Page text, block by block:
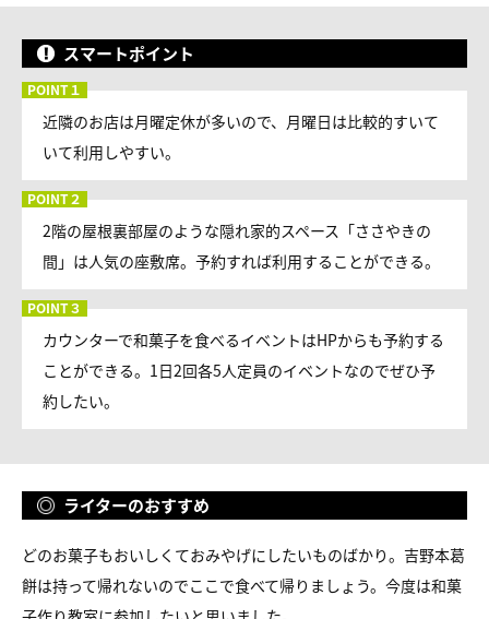
スマートポイント
近隣のお店は月曜定休が多いので、月曜日は比較的すいて
いて利用しやすい。
2階の屋根裏部屋のような隠れ家的スペース「ささやきの
間」は人気の座敷席。予約すれば利用することができる。
カウンターで和菓子を食べるイベントはHPからも予約する
ことができる。1日2回各5人定員のイベントなのでぜひ予
約したい。
ライターのおすすめ
どのお菓子もおいしくておみやげにしたいものばかり。吉野本葛
餅は持って帰れないのでここで食べて帰りましょう。今度は和菓